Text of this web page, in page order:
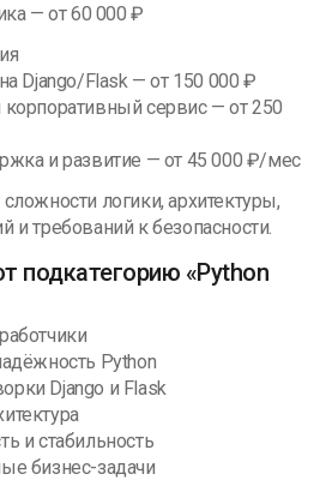
— от 60 000 ₽
Django/Flask — от 150 000 ₽
корпоративный сервис — от 250
и развитие — от 45 000 ₽/мес
логики, архитектуры,
и требований к безопасности.
подкатегорию «Python
Python
Django и Flask
и стабильность
бизнес-задачи